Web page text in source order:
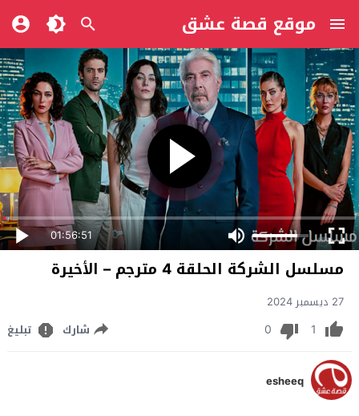
موقع قصة عشق
01:56:51
مسلسل الشركة الحلقة 4 مترجم – الأخيرة
27 ديسمبر 2024
1
0 شارك تبليغ
esheeq